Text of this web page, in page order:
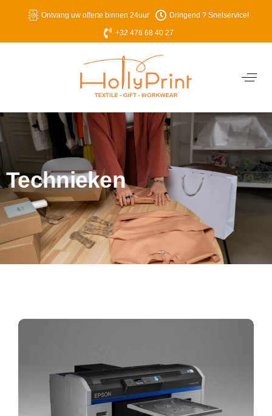
Ontvang uw offerte binnen 24uur Dringend ? Snelservice!
+32 476 68 40 27
Technieken